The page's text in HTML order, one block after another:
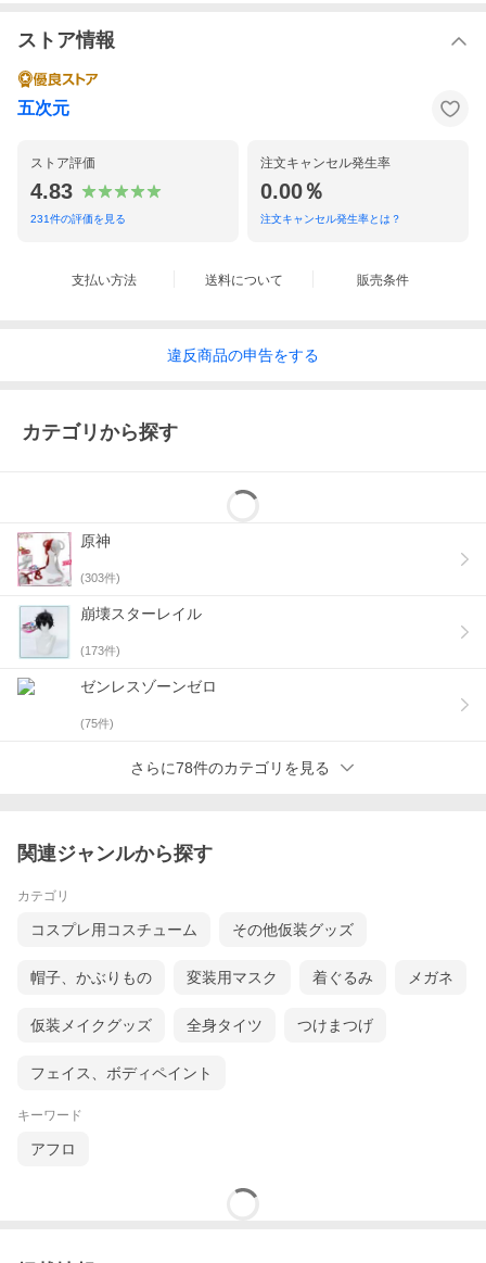
ストア情報
五次元
ストア評価
4.83
231件の評価を見る
注文キャンセル発生率
0.00％
注文キャンセル発生率とは？
支払い方法 送料について 販売条件
違反商品の申告をする
カテゴリから探す
原神
(303件)
崩壊スターレイル
(173件)
ゼンレスゾーンゼロ
(75件)
さらに78件のカテゴリを見る
関連ジャンルから探す
カテゴリ
コスプレ用コスチューム その他仮装グッズ
帽子、かぶりもの 変装用マスク 着ぐるみ メガネ
仮装メイクグッズ 全身タイツ つけまつげ
フェイス、ボディペイント
キーワード
アフロ